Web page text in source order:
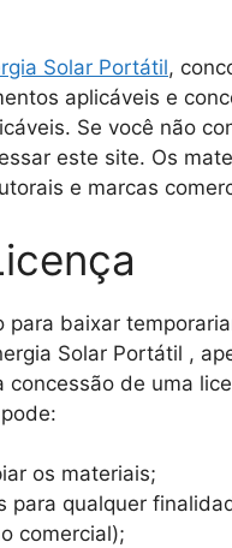
Solar Portátil,
aplicáveis ​​e
Se você não
este site. Os
e marcas
para baixar
Solar Portátil ,
concessão de uma
os materiais;
para qualquer
comercial);